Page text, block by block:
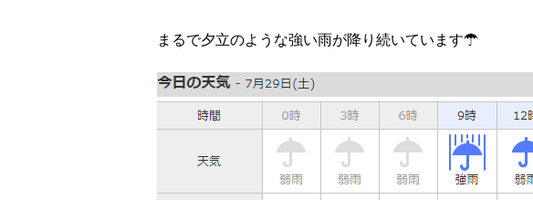
まるで夕立のような強い雨が降り続いています☂